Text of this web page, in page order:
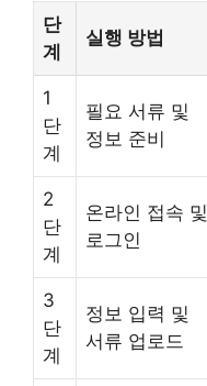
단
계
실행 방법
1
단
계
필요 서류 및
정보 준비
2
단
계
온라인 접속 및
로그인
3
단
계
정보 입력 및
서류 업로드